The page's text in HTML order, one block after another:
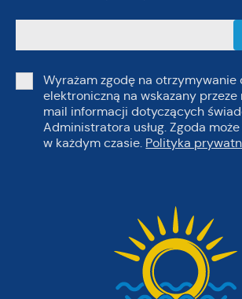
Wyrażam zgodę na otrzymywanie
elektroniczną na wskazany
mail informacji dotyczących
Administratora usług. Zgoda
w każdym czasie. Polityka